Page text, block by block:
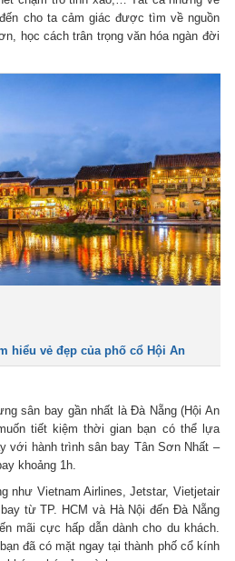
cho ta cảm giác được tìm về nguồn
học cách trân trọng văn hóa ngàn đời
hiểu vẻ đẹp của phố cổ Hội An
sân bay gần nhất là Đà Nẵng (Hội An
tiết kiệm thời gian bạn có thể lựa
với hành trình sân bay Tân Sơn Nhất –
khoảng 1h.
như Vietnam Airlines, Jetstar, Vietjetair
từ TP. HCM và Hà Nội đến Đà Nẵng
mãi cực hấp dẫn dành cho du khách.
đã có mặt ngay tại thành phố cổ kính